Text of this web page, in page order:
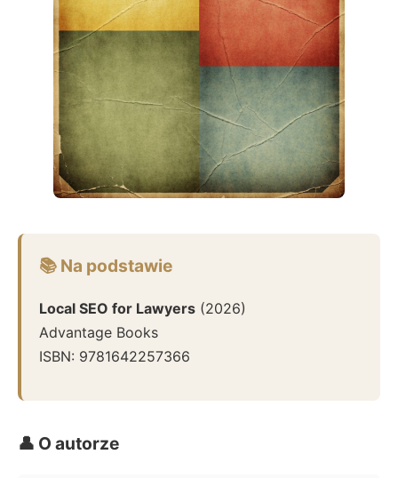
📚 Na podstawie
Local SEO for Lawyers (2026)
Advantage Books
ISBN: 9781642257366
👤 O autorze